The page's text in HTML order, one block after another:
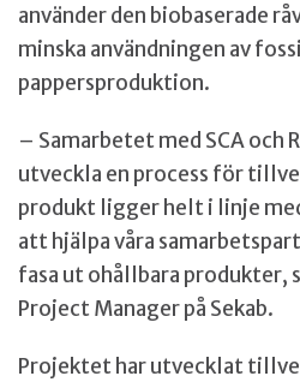
använder den biobaserade
minska användningen av
pappersproduktion.
– Samarbetet med SCA och
utveckla en process för
produkt ligger helt i linje
att hjälpa våra
fasa ut ohållbara produkter,
Project Manager på Sekab.
Projektet har utvecklat